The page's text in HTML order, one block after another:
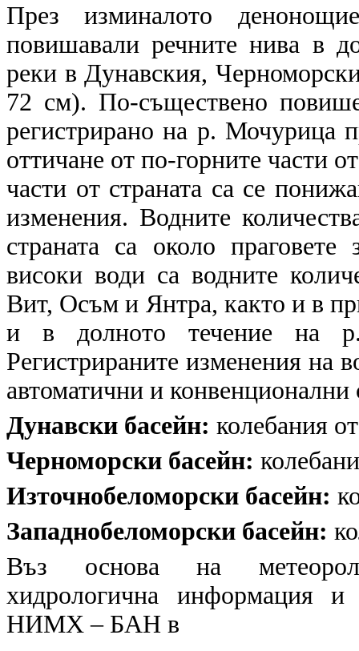
През изминалото
повишавали речните нива в
реки в Дунавския,
72 см). По-съществено
регистрирано на р. Мочурица
оттичане от по-горните части
части от страната са се
изменения. Водните
страната са около
високи води са водните
Вит, Осъм и Янтра, както и в
и в долното течение на р.
Регистрираните изменения на
автоматични и
Дунавски басейн: колебания
Черноморски басейн:
Източнобеломорски басейн:
Западнобеломорски басейн:
Въз основа на
хидрологична информация и
НИМХ – БАН в